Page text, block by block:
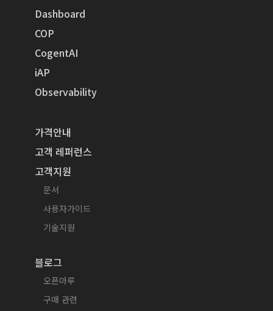
Dashboard
COP
CogentAI
iAP
Observability
가격안내
고객 레퍼런스
고객지원
문서
사용자가이드
기술지원
블로그
오픈마루
구매 관련